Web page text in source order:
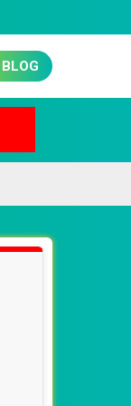
BLOG